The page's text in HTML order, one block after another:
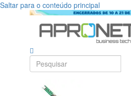
Saltar para o conteúdo principal